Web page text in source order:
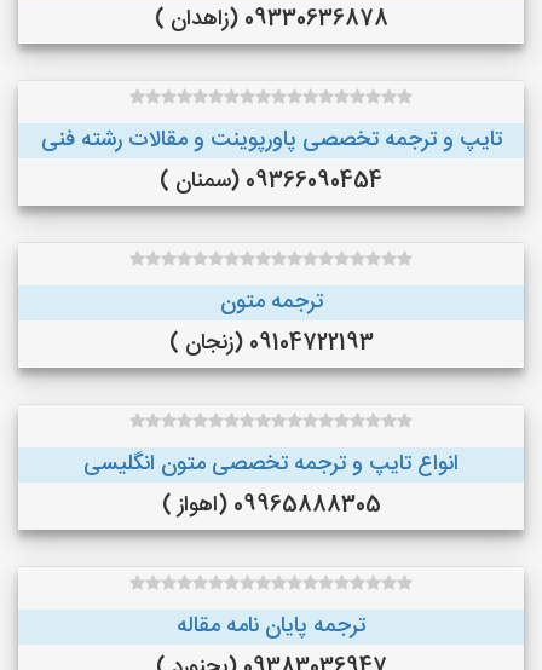
09330636878 (زاهدان )
تایپ و ترجمه تخصصی پاورپوینت و مقالات رشته فنی
09366090454 (سمنان )
ترجمه متون
09104722193 (زنجان )
انواع تایپ و ترجمه تخصصی متون انگلیسی
09965888305 (اهواز )
ترجمه پایان نامه مقاله